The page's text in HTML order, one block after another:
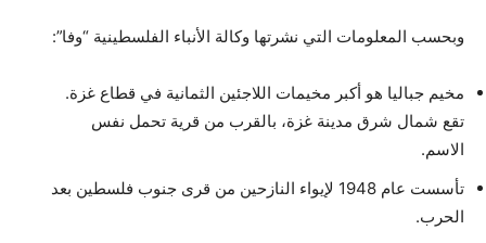
وبحسب المعلومات التي نشرتها وكالة الأنباء الفلسطينية “وفا”:
مخيم جباليا هو أكبر مخيمات اللاجئين الثمانية في قطاع غزة.
تقع شمال شرق مدينة غزة، بالقرب من قرية تحمل نفس
الاسم.
تأسست عام 1948 لإيواء النازحين من قرى جنوب فلسطين بعد
الحرب.